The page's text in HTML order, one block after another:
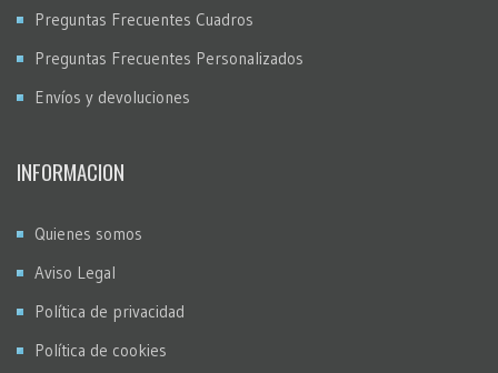
Preguntas Frecuentes Cuadros
Preguntas Frecuentes Personalizados
Envíos y devoluciones
INFORMACION
Quienes somos
Aviso Legal
Política de privacidad
Política de cookies